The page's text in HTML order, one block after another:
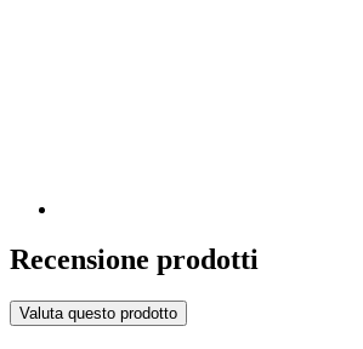
Recensione prodotti
Valuta questo prodotto